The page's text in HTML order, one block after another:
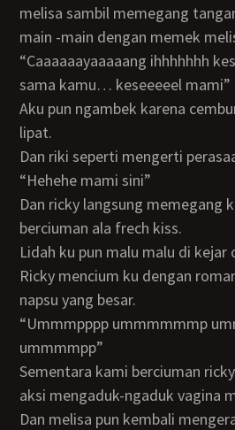
melisa sambil memegang
main -main dengan memek
“caaaaaayaaaaang ihhhhhhh keseeeeeeel mami
sama kamu… keseeeeel mami”
aku pun ngambek karena cemburu muka ku pun ku
lipat.
dan riki seperti mengerti
“hehehe mami sini”
dan ricky langsung memegang kepala ku kami pun
berciuman ala frech kiss.
lidah ku pun malu malu di kejar
ricky mencium ku dengan romantis dan dengan
napsu yang besar.
“ummmpppp ummmmmmp ummmmmpppp
ummmmpp”
sementara kami berciuman ricky pun melanjutkan
aksi mengaduk-ngaduk vagina
dan melisa pun kembali